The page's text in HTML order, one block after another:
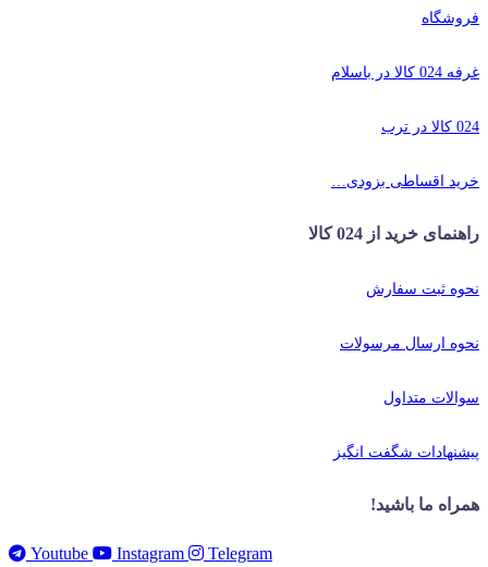
فروشگاه
غرفه 024 کالا در باسلام
024 کالا در ترب
خرید اقساطی بزودی…
راهنمای خرید از 024 کالا
نحوه ثبت سفارش
نحوه ارسال مرسولات
سوالات متداول
پیشنهادات شگفت انگیز
همراه ما باشید!
Youtube Instagram Telegram